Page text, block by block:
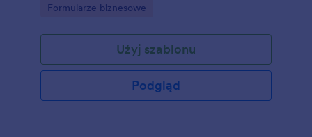
korzystania z Twoich produktów/usług, jak Twój
satysfakcję z korzystania z produktu/usługi i kilka
innych pytań dotyczących ogólnych wrażeń.
Możesz także stworzyć własną ankietę od zera przy
pomocy kreatora ankiet!
Go to Category:
Formularze biznesowe
Użyj szablonu
Podgląd